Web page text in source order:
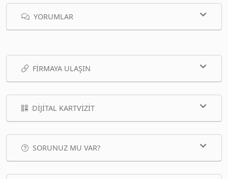
YORUMLAR
FIRMAYA ULAŞIN
DIJITAL KARTVIZIT
SORUNUZ MU VAR?